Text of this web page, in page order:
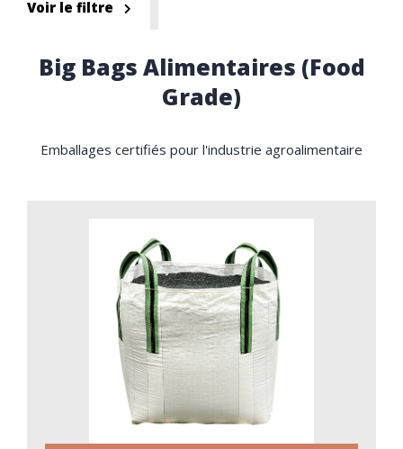
Voir le filtre
Big Bags Alimentaires (Food
Grade)
Emballages certifiés pour l'industrie agroalimentaire